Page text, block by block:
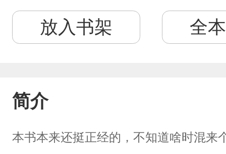
放入书架 全
简介
本书本来还挺正经的，不知道啥时混来